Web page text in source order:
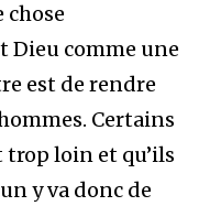
Dieu comme une
est de rendre
Certains
trop loin et qu’ils
y va donc de